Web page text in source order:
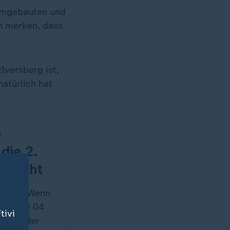
und
merken, dass
ist,
hat
2.
Wenn
04
aus der